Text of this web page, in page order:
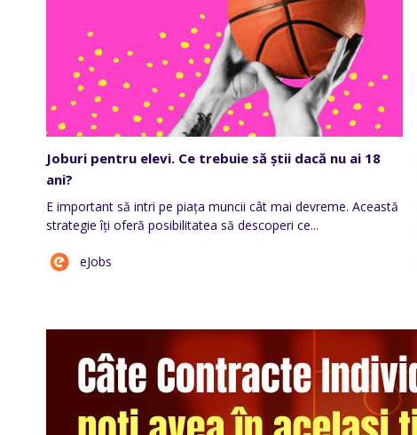
Joburi pentru elevi. Ce trebuie să știi dacă nu ai 18
ani?
E important să intri pe piața muncii cât mai devreme. Această
strategie îți oferă posibilitatea să descoperi ce...
eJobs